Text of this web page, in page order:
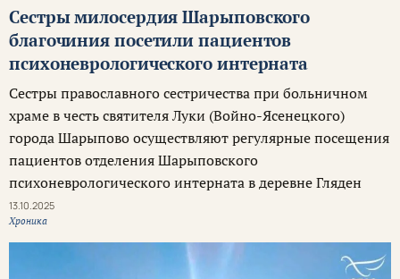
Сестры милосердия Шарыповского
благочиния посетили пациентов
психоневрологического интерната
Сестры православного сестричества при больничном
храме в честь святителя Луки (Войно-Ясенецкого)
города Шарыпово осуществляют регулярные посещения
пациентов отделения Шарыповского
психоневрологического интерната в деревне Гляден
13.10.2025
Хроника